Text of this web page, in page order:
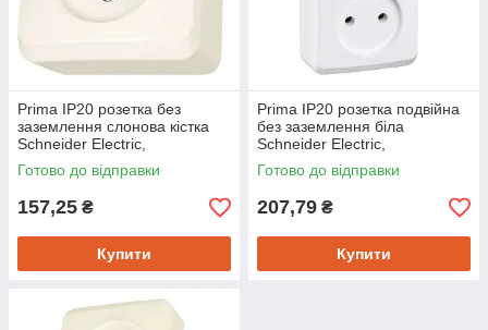
Prima IP20 розетка без
заземлення слонова кістка
Schneider Electric,
WDE001100
Готово до відправки
157,25 ₴
Купити
Prima IP20 розетка подвійна
без заземлення біла
Schneider Electric,
WDE001040
Готово до відправки
207,79 ₴
Купити